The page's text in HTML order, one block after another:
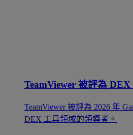
TeamViewer 被評為
TeamViewer 被評為 2026 年
DEX 工具領域的領導者。